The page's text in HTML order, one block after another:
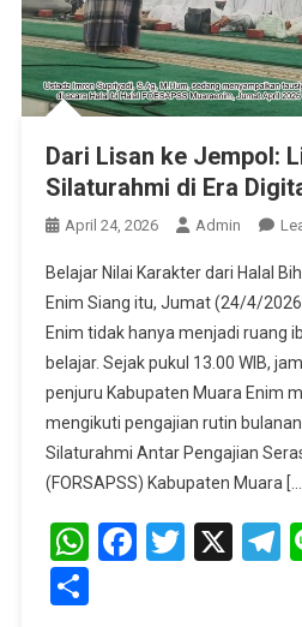
Dari Lisan ke Jempol:
Silaturahmi di Era
April 24, 2026 Admin
Belajar Nilai Karakter dari Halal
Enim Siang itu, Jumat (24/4/
Enim tidak hanya menjadi ruang
belajar. Sejak pukul 13.00 WIB,
penjuru Kabupaten Muara Enim
mengikuti pengajian rutin
Silaturahmi Antar Pengajian
(FORSAPSS) Kabupaten Muara […]
WhatsApp
Facebook
Twitter
X
Share